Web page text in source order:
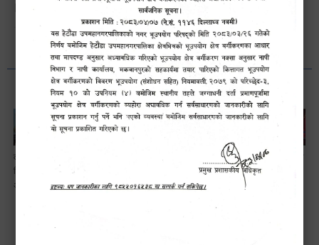
Phone: ९८५५०१२७४२
लैङ्गि असमानताका
विबिध पक्षहरु विषयक
अन्तक्रिया कार्यक्रम
प्यान र भ्याटसहितका
महोत्सव–२०८३
सफलतापूर्वक
सामाजिक सुरक्षा तथा
घटना दर्ता सम्बन्धी
अन्तरक्रियात्मक